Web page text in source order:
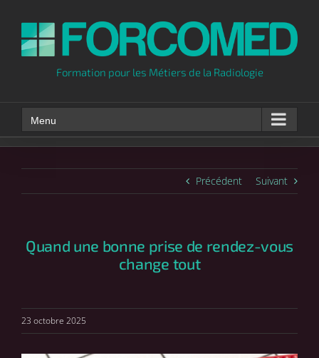
content
Formation pour les Métiers de la Radiologie
Menu
Précédent Suivant
Quand une bonne prise de rendez-vous
change tout
23 octobre 2025